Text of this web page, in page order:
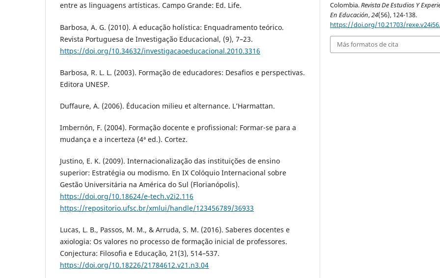
entre as linguagens artísticas. Campo Grande: Ed. Life.
Barbosa, A. G. (2010). A educação holística: Enquadramento teórico.
Revista Portuguesa de Investigação Educacional, (9), 7–23.
https://doi.org/10.34632/investigacaoeducacional.2010.3316
Barbosa, R. L. L. (2003). Formação de educadores: Desafios e perspectivas.
Editora UNESP.
Duffaure, A. (2006). Éducacion milieu et alternance. L’Harmattan.
Imbernón, F. (2004). Formação docente e profissional: Formar-se para a
mudança e a incerteza (4ª ed.). Cortez.
Justino, E. K. (2009). Internacionalização das instituições de ensino
superior: Estratégia ou modismo. En IX Colóquio Internacional sobre
Gestão Universitária na América do Sul (Florianópolis).
https://doi.org/10.18624/e-tech.v2i2.116
https://repositorio.ufsc.br/xmlui/handle/123456789/36933
Lucas, L. B., Passos, M. M., & Arruda, S. M. (2016). Saberes docentes e
axiologia: Os valores no processo de formação inicial de professores.
Conjectura: Filosofia e Educação, 21(3), 514–537.
https://doi.org/10.18226/21784612.v21.n3.04
Colombia.Revista De Estudios Y
En Educación,24(56), 124-138.
https://doi.org/10.21703/
Más formatos de cita